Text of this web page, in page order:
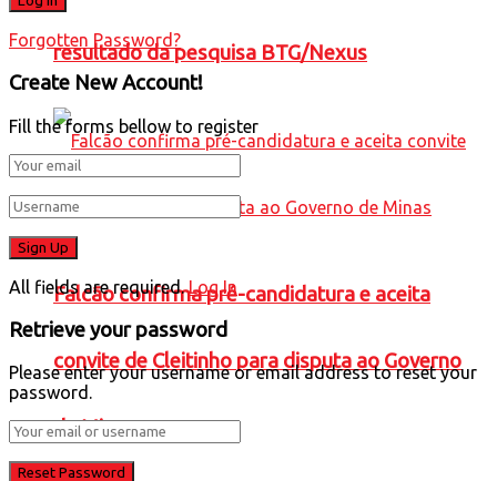
resultado da pesquisa BTG/Nexus
Falcão confirma pré-candidatura e aceita
convite de Cleitinho para disputa ao Governo
de Minas
Forgotten Password?
Create New Account!
Fill the forms bellow to register
All fields are required. Log In
Retrieve your password
Please enter your username or email address to reset your
password.